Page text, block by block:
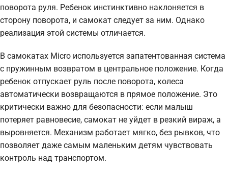
поворота руля. Ребенок инстинктивно наклоняется в
сторону поворота, и самокат следует за ним. Однако
реализация этой системы отличается.
В самокатах Micro используется запатентованная система
с пружинным возвратом в центральное положение. Когда
ребенок отпускает руль после поворота, колеса
автоматически возвращаются в прямое положение. Это
критически важно для безопасности: если малыш
потеряет равновесие, самокат не уйдет в резкий вираж, а
выровняется. Механизм работает мягко, без рывков, что
позволяет даже самым маленьким детям чувствовать
контроль над транспортом.